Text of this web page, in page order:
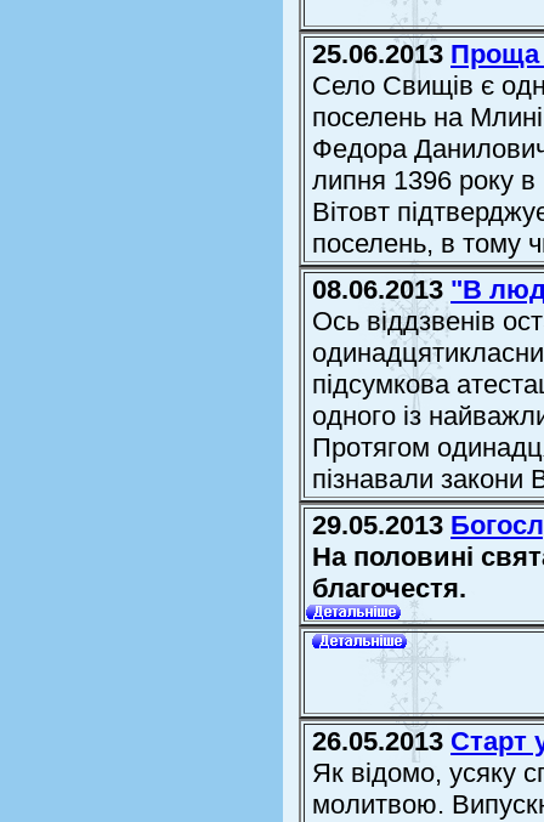
25.06.2013
Село Свищів є
поселень на
Федора
липня 1396 року в
Вітовт
поселень, в тому
08.06.2013 "В
Ось віддзвенів
підсумкова
одного із
Протягом
пізнавали закони
29.05.2013
На половині
благочестя.
26.05.2013 Старт
Як відомо, усяку
молитвою.